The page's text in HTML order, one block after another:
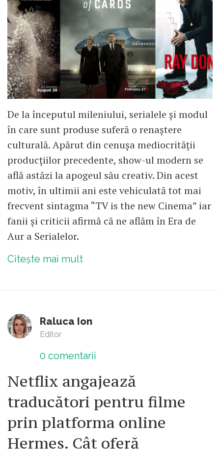
De la începutul mileniului, serialele și modul
în care sunt produse suferă o renaștere
culturală. Apărut din cenușa mediocrității
producțiilor precedente, show-ul modern se
află astăzi la apogeul său creativ. Din acest
motiv, în ultimii ani este vehiculată tot mai
frecvent sintagma “TV is the new Cinema” iar
fanii și criticii afirmă că ne aflăm în Era de
Aur a Serialelor.
Citește mai mult
Raluca Ion
Editor
0 comentarii
Netflix angajează
traducători pentru filme
prin platforma online
Hermes. Cât oferă